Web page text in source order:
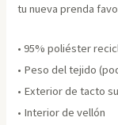
tu nueva prenda
• 95% poliéster
• Peso del tejido
• Exterior de tacto
• Interior de vellón